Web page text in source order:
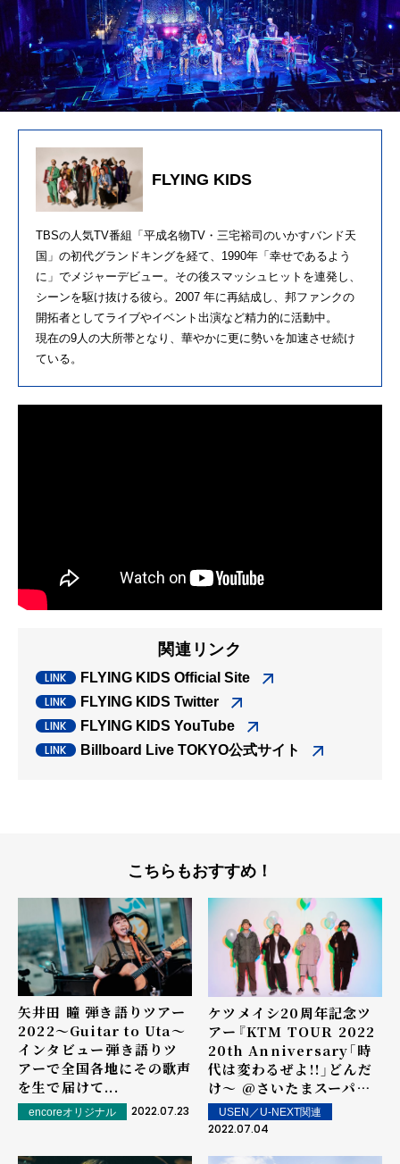
FLYING KIDS
TBSの人気TV番組「平成名物TV・三宅裕司のいかすバンド天
国」の初代グランドキングを経て、1990年「幸せであるよう
に」でメジャーデビュー。その後スマッシュヒットを連発し、
シーンを駆け抜ける彼ら。2007 年に再結成し、邦ファンクの
開拓者としてライブやイベント出演など精力的に活動中。
現在の9人の大所帯となり、華やかに更に勢いを加速させ続け
ている。
関連リンク
FLYING KIDS Official Site
FLYING KIDS Twitter
FLYING KIDS YouTube
Billboard Live TOKYO公式サイト
こちらもおすすめ！
矢井田 瞳 弾き語りツアー
2022〜Guitar to Uta〜
インタビュー――弾き語りツ
アーで全国各地にその歌声
を生で届けて...
encoreオリジナル 2022.07.23
ケツメイシ20周年記念ツ
アー『KTM TOUR 2022
20th Anniversary「時
代は変わるぜよ!!」どんだ
け～ @さいたまスーパー
アリーナ』をU-NEXTで独
占ライブ配信決定！
USEN／U-NEXT関連
2022.07.04